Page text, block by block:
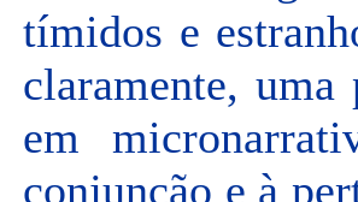
tímidos e
claramente, uma
em
conjunção e à